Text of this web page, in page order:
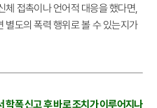
체 접촉이나 언어적 대응을 했다면,
별도의 폭력 행위로 볼 수 있는지가
폭 신고 후 바로 조치가 이루어지나